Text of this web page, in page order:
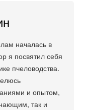
началась в
я посвятил себя
пчеловодства.
и опытом,
так и